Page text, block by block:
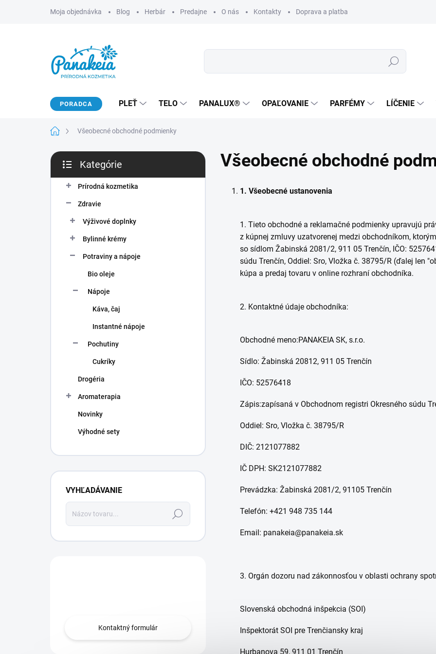
Moja objednávka Blog Herbár Predajne O nás Kontakty Doprava a platba
Hľadať
PORADCA PLEŤ TELO PANALUX® OPAĽOVANIE PARFÉMY LÍČENIE
DomovVšeobecné obchodné podmienky
B
č
kategórie
Kategórie
Prírodná kozmetika
Zdravie
Výživové doplnky
Bylinné krémy
Potraviny a nápoje
Bio oleje
Nápoje
Káva, čaj
Instantné nápoje
Pochutiny
Cukríky
Drogéria
Aromaterapia
Novinky
Výhodné sety
VYHĽADÁVANIE
Hľadať
Kontaktný formulár
Všeobecné obchodné
1. Všeobecné ustanovenia
1. Tieto obchodné a reklamačné podmienky upravujú
z kúpnej zmluvy uzatvorenej medzi obchodníkom,
so sídlom Žabinská 2081/2, 911 05 Trenčín, IČO:
súdu Trenčín, Oddiel: Sro, Vložka č. 38795/R (ďalej len "
kúpa a predaj tovaru v online rozhraní obchodníka.
2. Kontaktné údaje obchodníka:
Obchodné meno:PANAKEIA SK, s.r.o.
Sídlo: Žabinská 20812, 911 05 Trenčín
IČO: 52576418
Zápis:zapísaná v Obchodnom registri Okresného súdu
Oddiel: Sro, Vložka č. 38795/R
DIČ: 2121077882
IČ DPH: SK2121077882
Prevádzka: Žabinská 2081/2, 91105 Trenčín
Telefón: +421 948 735 144
Email: ​panakeia@panakeia.sk
3. Orgán dozoru nad zákonnosťou v oblasti ochrany
Slovenská obchodná inšpekcia (SOI)
Inšpektorát SOI pre Trenčiansky kraj
Hurbanova 59, 911 01 Trenčín